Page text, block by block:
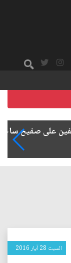
السبت 28 آيار 2016